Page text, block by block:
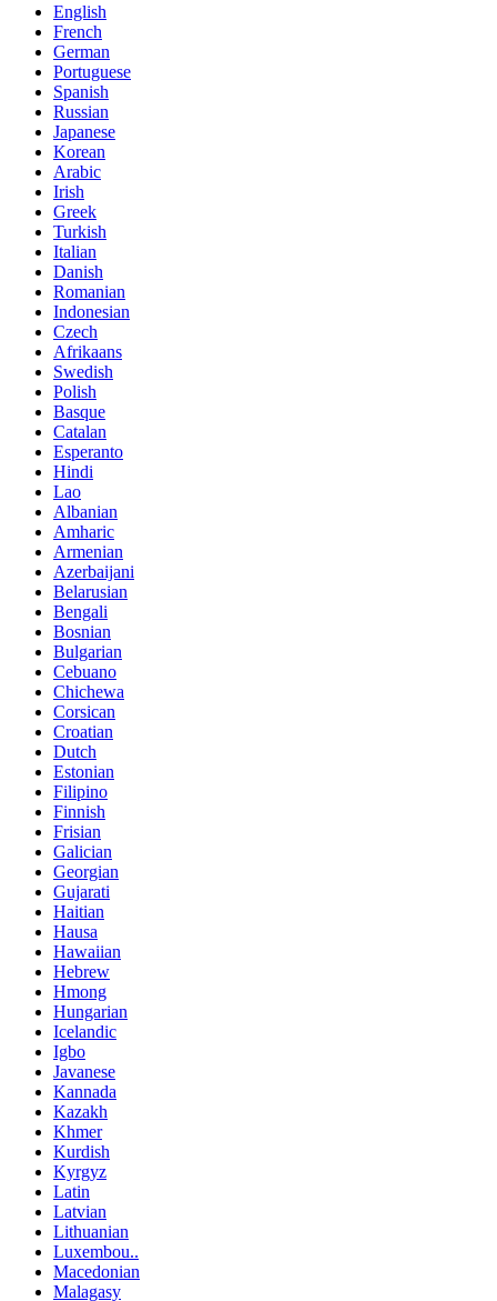
English
French
German
Portuguese
Spanish
Russian
Japanese
Korean
Arabic
Irish
Greek
Turkish
Italian
Danish
Romanian
Indonesian
Czech
Afrikaans
Swedish
Polish
Basque
Catalan
Esperanto
Hindi
Lao
Albanian
Amharic
Armenian
Azerbaijani
Belarusian
Bengali
Bosnian
Bulgarian
Cebuano
Chichewa
Corsican
Croatian
Dutch
Estonian
Filipino
Finnish
Frisian
Galician
Georgian
Gujarati
Haitian
Hausa
Hawaiian
Hebrew
Hmong
Hungarian
Icelandic
Igbo
Javanese
Kannada
Kazakh
Khmer
Kurdish
Kyrgyz
Latin
Latvian
Lithuanian
Luxembou..
Macedonian
Malagasy